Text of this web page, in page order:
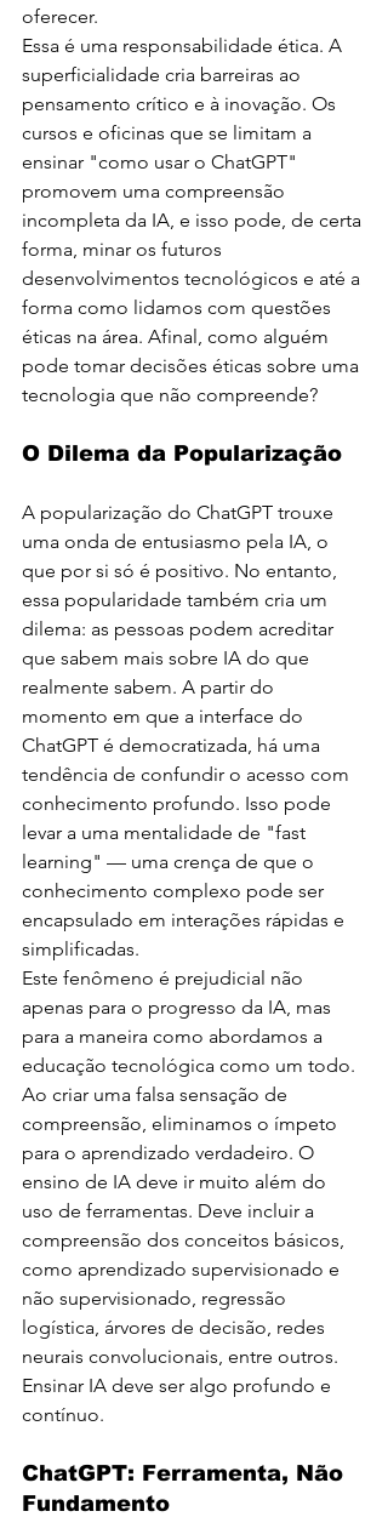
oferecer.
Essa é uma responsabilidade ética. A
superficialidade cria barreiras ao
pensamento crítico e à inovação. Os
cursos e oficinas que se limitam a
ensinar "como usar o ChatGPT"
promovem uma compreensão
incompleta da IA, e isso pode, de certa
forma, minar os futuros
desenvolvimentos tecnológicos e até a
forma como lidamos com questões
éticas na área. Afinal, como alguém
pode tomar decisões éticas sobre uma
tecnologia que não compreende?
O Dilema da Popularização
A popularização do ChatGPT trouxe
uma onda de entusiasmo pela IA, o
que por si só é positivo. No entanto,
essa popularidade também cria um
dilema: as pessoas podem acreditar
que sabem mais sobre IA do que
realmente sabem. A partir do
momento em que a interface do
ChatGPT é democratizada, há uma
tendência de confundir o acesso com
conhecimento profundo. Isso pode
levar a uma mentalidade de "fast
learning" — uma crença de que o
conhecimento complexo pode ser
encapsulado em interações rápidas e
simplificadas.
Este fenômeno é prejudicial não
apenas para o progresso da IA, mas
para a maneira como abordamos a
educação tecnológica como um todo.
Ao criar uma falsa sensação de
compreensão, eliminamos o ímpeto
para o aprendizado verdadeiro. O
ensino de IA deve ir muito além do
uso de ferramentas. Deve incluir a
compreensão dos conceitos básicos,
como aprendizado supervisionado e
não supervisionado, regressão
logística, árvores de decisão, redes
neurais convolucionais, entre outros.
Ensinar IA deve ser algo profundo e
contínuo.
ChatGPT: Ferramenta, Não
Fundamento